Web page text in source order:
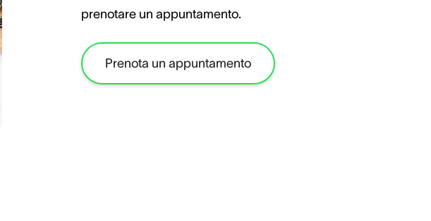
prenotare un appuntamento.
Prenota un appuntamento